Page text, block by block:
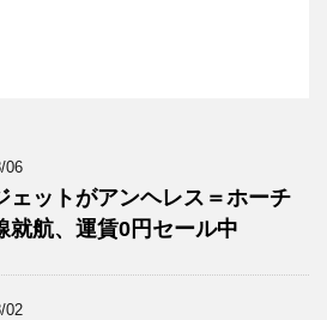
06
ェットがアンヘレス＝ホーチ
就航、運賃0円セール中
02